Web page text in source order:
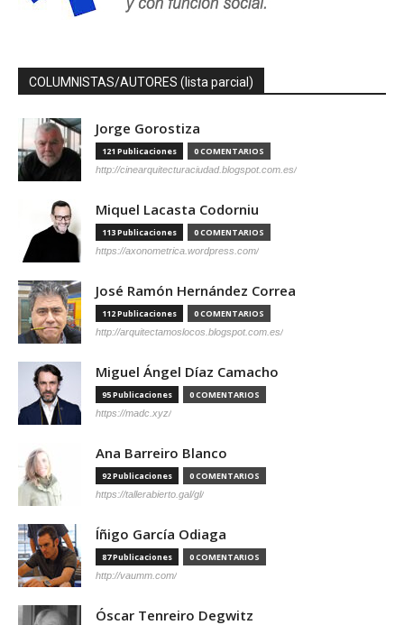
COLUMNISTAS/AUTORES (lista parcial)
Jorge Gorostiza
121 Publicaciones 0 COMENTARIOS
http://cinearquitecturaciudad.blogspot.com.es/
Miquel Lacasta Codorniu
113 Publicaciones 0 COMENTARIOS
https://axonometrica.wordpress.com/
José Ramón Hernández Correa
112 Publicaciones 0 COMENTARIOS
http://arquitectamoslocos.blogspot.com.es/
Miguel Ángel Díaz Camacho
95 Publicaciones 0 COMENTARIOS
https://madc.xyz/
Ana Barreiro Blanco
92 Publicaciones 0 COMENTARIOS
https://tallerabierto.gal/gl/
Íñigo García Odiaga
87 Publicaciones 0 COMENTARIOS
http://vaumm.com/
Óscar Tenreiro Degwitz